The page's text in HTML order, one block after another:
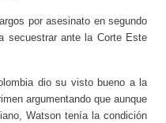
por asesinato en segundo
secuestrar ante la Corte Este
dio su visto bueno a la
argumentando que aunque
Watson tenía la condición